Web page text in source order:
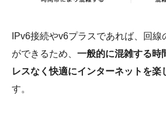
IPv6接続やv6プラスであれば、回線
ができるため、 一般的に混雑する時
レスなく快適にインターネットを楽
す。